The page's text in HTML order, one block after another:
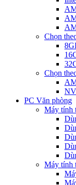
Chọn
Chọn
PC Văn phòng
Máy tính
Máy tính